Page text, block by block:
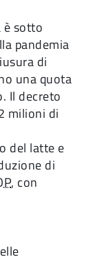
è sotto
pandemia
di
una quota
Il decreto
milioni di
del latte e
di
, con